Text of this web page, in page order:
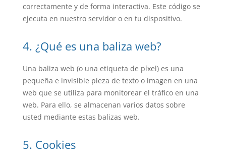
correctamente y de forma interactiva. Este código se
ejecuta en nuestro servidor o en tu dispositivo.
4. ¿Qué es una baliza web?
Una baliza web (o una etiqueta de píxel) es una
pequeña e invisible pieza de texto o imagen en una
web que se utiliza para monitorear el tráfico en una
web. Para ello, se almacenan varios datos sobre
usted mediante estas balizas web.
5. Cookies